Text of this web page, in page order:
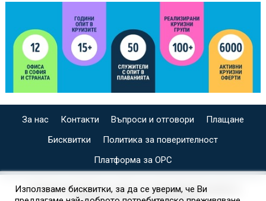
За нас Контакти Въпроси и отговори
Плащане
Бисквитки
Политика за поверителност
Платформа за ОРС
СПЕЦИАЛИЗИРАН САЙТ ЗА ИНДИВИДУАЛНИ И
Използваме бисквитки, за да се уверим, че Ви